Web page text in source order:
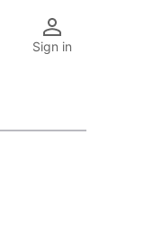
Sign in